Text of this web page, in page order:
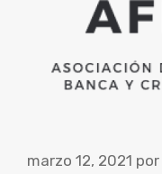
marzo 12, 2021 por